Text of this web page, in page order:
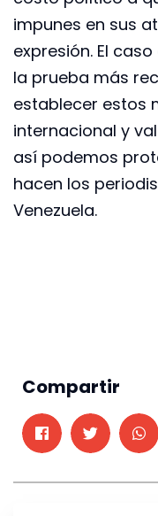
impunes en sus
expresión. El
la prueba más
establecer estos
internacional y
así podemos
hacen los
Venezuela.
Compartir